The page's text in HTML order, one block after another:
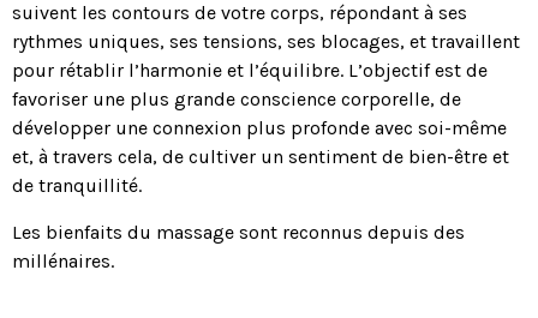
suivent les contours de votre corps, répondant à ses
rythmes uniques, ses tensions, ses blocages, et travaillent
pour rétablir l’harmonie et l’équilibre. L’objectif est de
favoriser une plus grande conscience corporelle, de
développer une connexion plus profonde avec soi-même
et, à travers cela, de cultiver un sentiment de bien-être et
de tranquillité.
Les bienfaits du massage sont reconnus depuis des
millénaires.